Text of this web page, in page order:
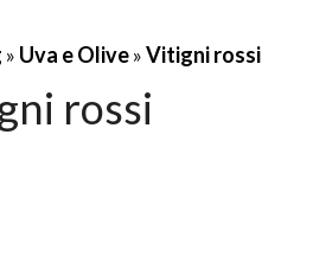
» Uva e Olive»Vitigni rossi
rossi